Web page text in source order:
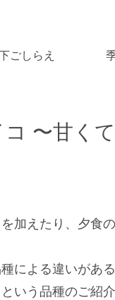
ごしらえ
〜甘く
加えたり、夕食
による違いがある
いう品種のご紹介